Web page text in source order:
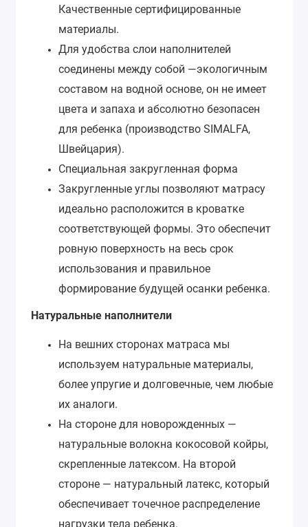
Качественные сертифицированные
материалы.
Для удобства слои наполнителей
соединены между собой —экологичным
составом на водной основе, он не имеет
цвета и запаха и абсолютно безопасен
для ребенка (производство SIMALFA,
Швейцария).
Специальная закругленная форма
Закругленные углы позволяют матрасу
идеально расположится в кроватке
соответствующей формы. Это обеспечит
ровную поверхность на весь срок
использования и правильное
формирование будущей осанки ребенка.
Натуральные наполнители
На вешних сторонах матраса мы
используем натуральные материалы,
более упругие и долговечные, чем любые
их аналоги.
На стороне для новорожденных —
натуральные волокна кокосовой койры,
скрепленные латексом. На второй
стороне — натуральный латекс, который
обеспечивает точечное распределение
нагрузки тела ребенка.